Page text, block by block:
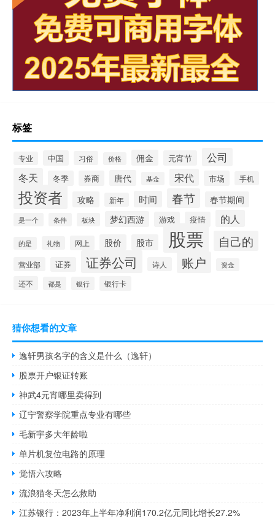
标签
专业 中国 习俗 价格 佣金 元宵节
公司
冬天
冬季 券商 唐代 基金 宋代 市场 手机
投资者 攻略 新年 时间 春节 春节期间
是一个 条件 板块 梦幻西游 游戏 疫情 的人
的是 礼物 网上 股价 股市 股票 自己的
营业部 证券 证券公司 诗人 账户 资金
还不 都是 银行 银行卡
猜你想看的文章
逸轩男孩名字的含义是什么（逸轩）
股票开户银证转账
神武4元宵哪里卖得到
辽宁警察学院重点专业有哪些
毛新宇多大年龄啦
单片机复位电路的原理
觉悟六攻略
流浪猫冬天怎么救助
江苏银行：2023年上半年净利润170.2亿元同比增长27.2%